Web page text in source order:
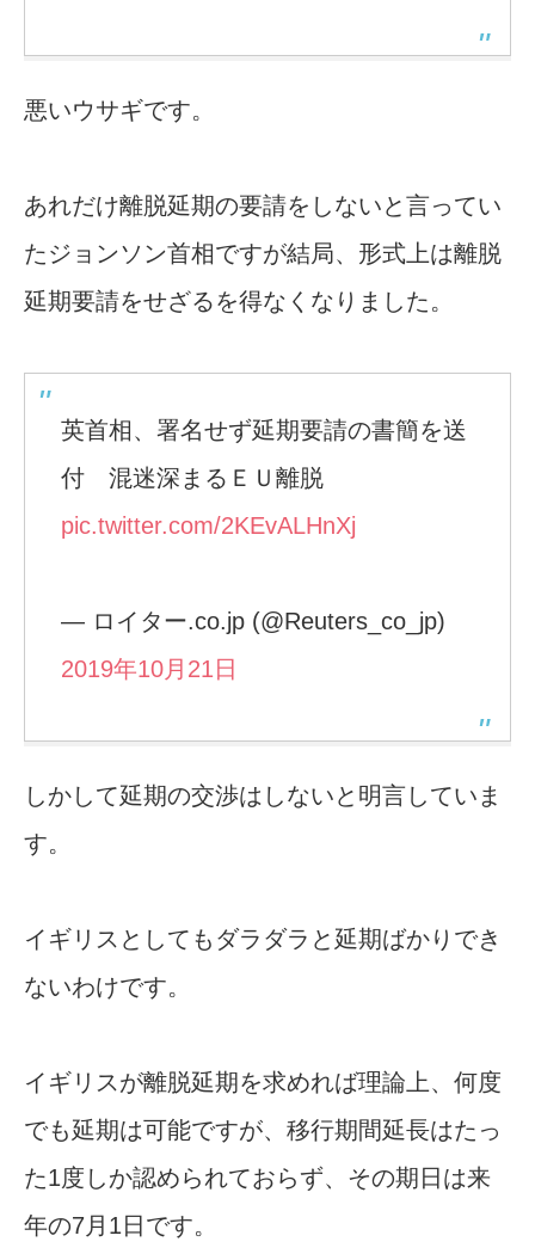
悪いウサギです。
あれだけ離脱延期の要請をしないと言ってい
たジョンソン首相ですが結局、形式上は離脱
延期要請をせざるを得なくなりました。
英首相、署名せず延期要請の書簡を送
付 混迷深まるＥＵ離脱
pic.twitter.com/2KEvALHnXj
— ロイター.co.jp (@Reuters_co_jp)
2019年10月21日
しかして延期の交渉はしないと明言していま
す。
イギリスとしてもダラダラと延期ばかりでき
ないわけです。
イギリスが離脱延期を求めれば理論上、何度
でも延期は可能ですが、移行期間延長はたっ
た1度しか認められておらず、その期日は来
年の7月1日です。